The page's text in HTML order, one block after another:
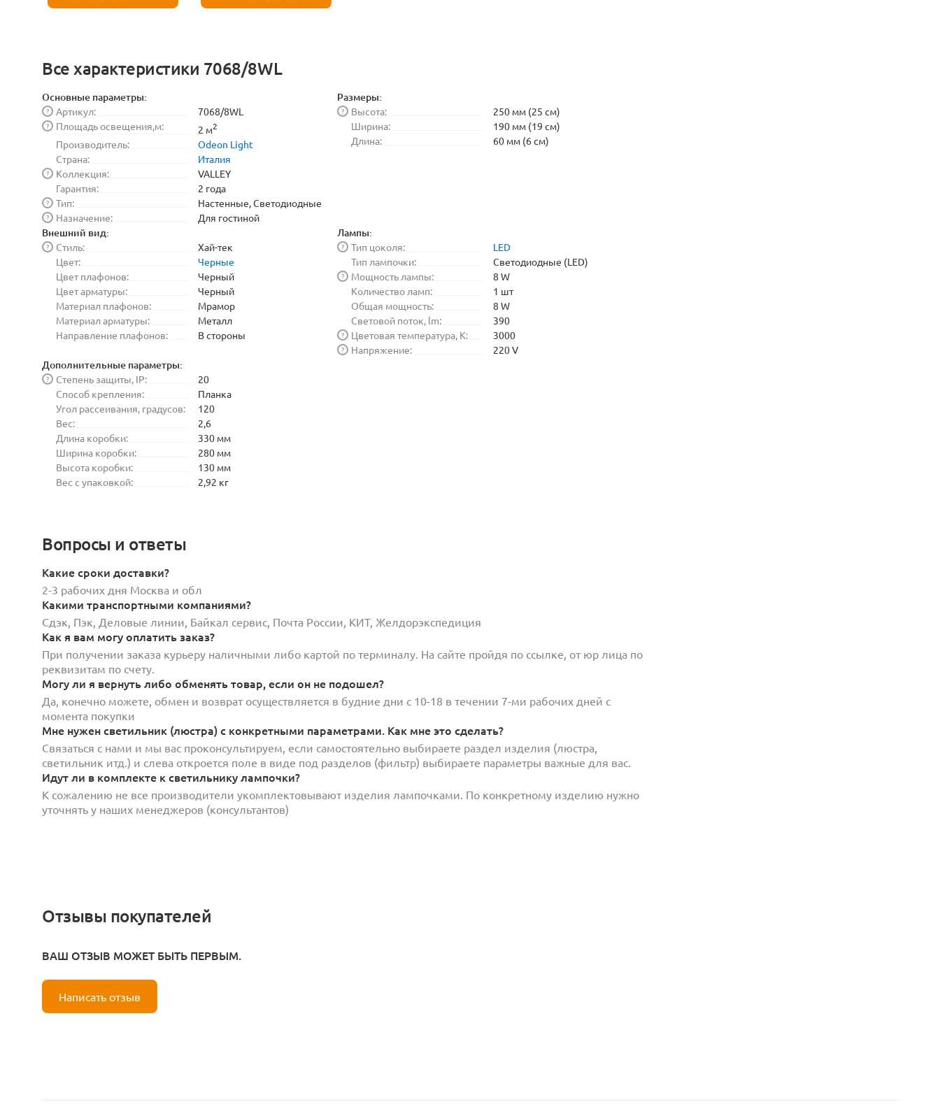
Все характеристики 7068/8WL
Основные параметры:
Артикул:
?
7068/8WL
Площадь освещения,м:
? 2 м2
Производитель:
Odeon Light
Страна:
Италия
Коллекция:
?
VALLEY
Гарантия:
2 года
Тип:
?
Настенные, Светодиодные
Назначение:
? Для гостиной
Размеры:
Высота:
?
250 мм (25 см)
Ширина:
190 мм (19 см)
Длина:
60 мм (6 см)
Внешний вид:
Стиль:
?
Хай-тек
Цвет:
Черные
Цвет плафонов:
Черный
Цвет арматуры:
Черный
Материал плафонов:
Мрамор
Материал арматуры:
Металл
Направление плафонов:
В стороны
Лампы:
Тип цоколя:
?
LED
Тип лампочки:
Светодиодные (LED)
Мощность лампы:
?
8 W
Количество ламп:
1 шт
Общая мощность:
8 W
Световой поток, lm:
390
Цветовая температура, K:
?
3000
Напряжение:
? 220 V
Дополнительные параметры:
Степень защиты, IP:
?
20
Способ крепления:
Планка
Угол рассеивания, градусов:
120
Вес:
2,6
Длина коробки:
330 мм
Ширина коробки:
280 мм
Высота коробки:
130 мм
Вес с упаковкой:
2,92 кг
Вопросы и ответы
Какие сроки доставки?
2-3 рабочих дня Москва и обл
Какими транспортными компаниями?
Сдэк, Пэк, Деловые линии, Байкал сервис, Почта России, КИТ, Желдорэкспедиция
Как я вам могу оплатить заказ?
При получении заказа курьеру наличными либо картой по терминалу. На сайте пройдя по ссылке, от юр лица по
реквизитам по счету.
Могу ли я вернуть либо обменять товар, если он не подошел?
Да, конечно можете, обмен и возврат осуществляется в будние дни с 10-18 в течении 7-ми рабочих дней с
момента покупки
Мне нужен светильник (люстра) с конкретными параметрами. Как мне это сделать?
Связаться с нами и мы вас проконсультируем, если самостоятельно выбираете раздел изделия (люстра,
светильник итд.) и слева откроется поле в виде под разделов (фильтр) выбираете параметры важные для вас.
Идут ли в комплекте к светильнику лампочки?
К сожалению не все производители укомплектовывают изделия лампочками. По конкретному изделию нужно
уточнять у наших менеджеров (консультантов)
Отзывы покупателей
ВАШ ОТЗЫВ МОЖЕТ БЫТЬ ПЕРВЫМ.
Написать отзыв